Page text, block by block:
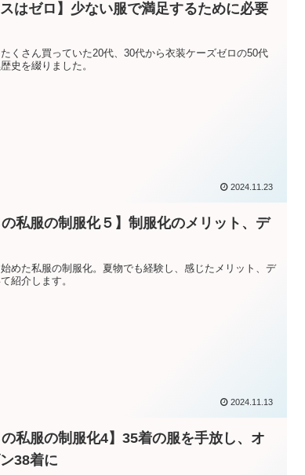
スはゼロ】少ない服で満足するために必要
くさん買っていた20代、30代から衣装ケーズゼロの50代
史を綴りました。
2024.11.23
の私服の制服化５】制服化のメリット、デ
めた私服の制服化。夏物でも経験し、感じたメリット、デ
紹介します。
2024.11.13
の私服の制服化4】35着の服を手放し、オ
38着に